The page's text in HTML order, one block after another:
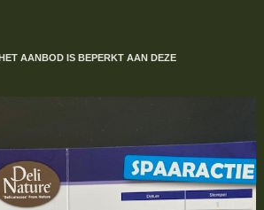
AANBOD IS BEPERKTAAN DEZE